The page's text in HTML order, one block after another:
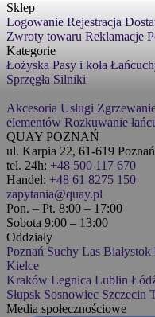
Sklep
Logowanie Rejestracja
Zwroty towaru Reklamacje
Kategorie
Łożyska Pasy i koła
Sprzęgła Silniki
Akcesoria Usługi
elementów Rozkuwanie
QUAY POZNAŃ
ul. Karpia 22, 61-619 Poznań
tel. 24h: +48 500 117 670
Handel: +48 61 8275 150
zapytania@quay.pl
Pon. – Pt. 8:00 – 17:00
Sobota 9:00 – 13:00
Oddziały
Poznań Suchy Las Białystok
Kielce
Kraków Legnica Lublin
Słupsk Sosnowiec Szczecin
Media społecznościowe